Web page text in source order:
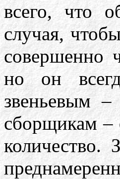
всего, что
случая,
совершенно
но он
звеньевым –
сборщикам –
количество.